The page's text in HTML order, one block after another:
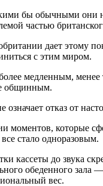
бы обычными они
частью
дает этому
с этим миром.
медленным, менее
общинным.
отказ от
моментов, которые
стало одноразовым.
кассеты до звука
обеденного зала
вес.